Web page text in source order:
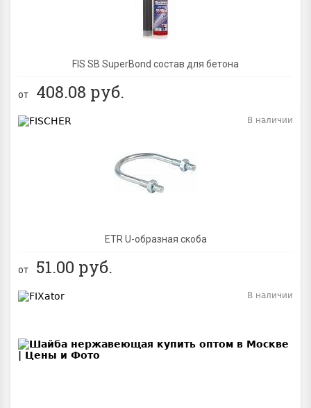
FIS SB SuperBond состав для бетона
от 408.08 руб.
ETR U-образная скоба
В наличии
от 51.00 руб.
В наличии